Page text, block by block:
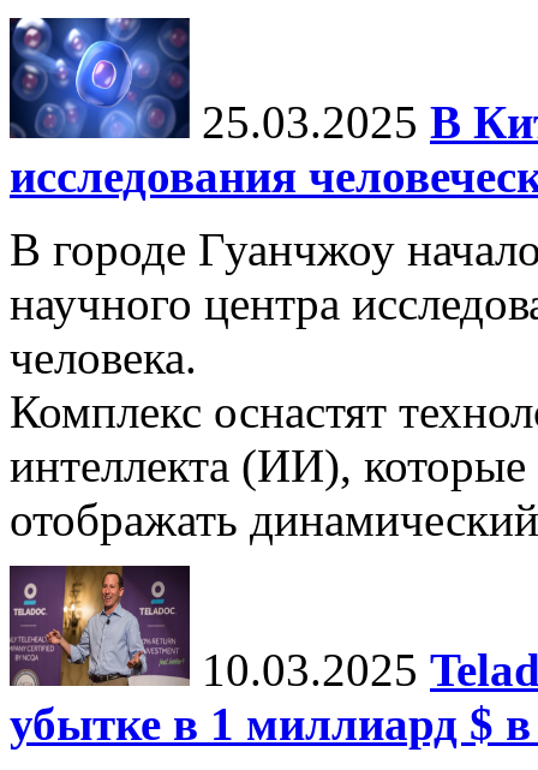
25.03.2025 В
исследования
В городе Гуанчжоу
научного центра
человека.
Комплекс оснастят
интеллекта (ИИ),
отображать
10.03.2025
убытке в 1 миллиард $ в